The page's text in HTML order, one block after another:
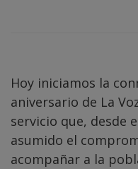
Hoy iniciamos la
aniversario de La
servicio que, desde
asumido el
acompañar a la